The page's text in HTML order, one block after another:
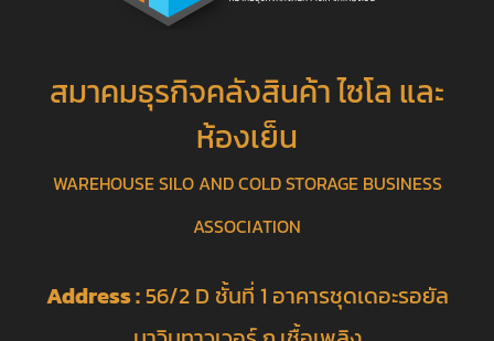
สมาคมธุรกิจคลังสินค้า ไซโล และ
ห้องเย็น
WAREHOUSE SILO AND COLD STORAGE BUSINESS
ASSOCIATION
Address :56/2 D ชั้นที่ 1 อาคารชุดเดอะรอยัล